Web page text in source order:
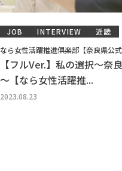
JOB INTERVIEW
近畿
なら女性活躍推進倶楽部【奈良県公式
【フルVer.】私の選択～奈
～【なら女性活躍推...
2023.08.23